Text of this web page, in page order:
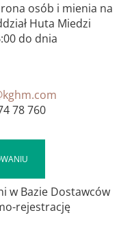
osób i mienia na
Huta Miedzi
do dnia
78 760
w Bazie Dostawców
rejestrację